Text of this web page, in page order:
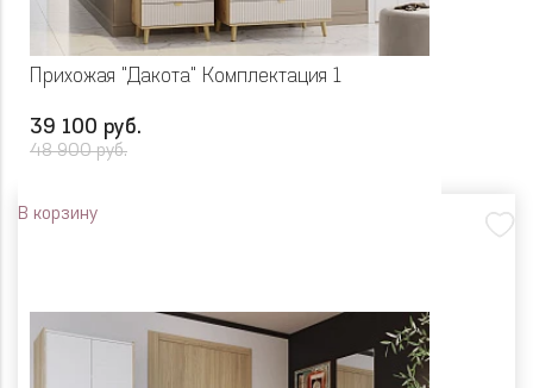
Прихожая "Дакота" Комплектация 1
39 100 руб.
48 900 руб.
В корзину